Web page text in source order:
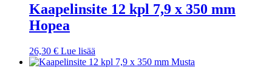
Kaapelinsite 12 kpl 7,9 x 350 mm
Hopea
26,30 € Lue lisää